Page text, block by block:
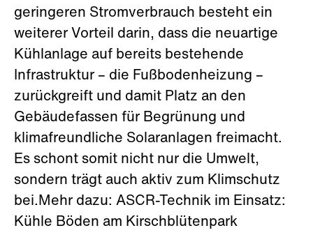
geringeren Stromverbrauch besteht ein
weiterer Vorteil darin, dass die neuartige
Kühlanlage auf bereits bestehende
Infrastruktur – die Fußbodenheizung –
zurückgreift und damit Platz an den
Gebäudefassen für Begrünung und
klimafreundliche Solaranlagen freimacht.
Es schont somit nicht nur die Umwelt,
sondern trägt auch aktiv zum Klimschutz
bei.Mehr dazu: ASCR-Technik im Einsatz:
Kühle Böden am Kirschblütenpark